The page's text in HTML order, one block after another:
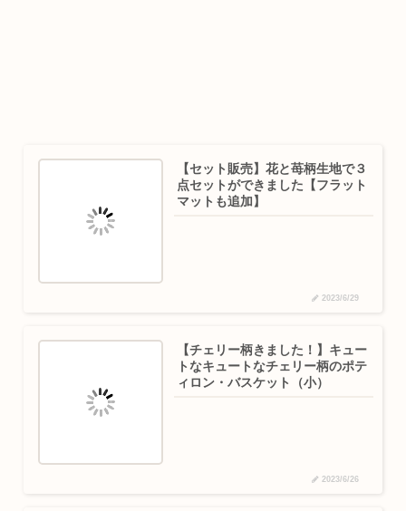
【セット販売】花と苺柄生地で３
点セットができました【フラット
マットも追加】
2023/6/29
【チェリー柄きました！】キュー
トなキュートなチェリー柄のポテ
ィロン・バスケット（小）
2023/6/26